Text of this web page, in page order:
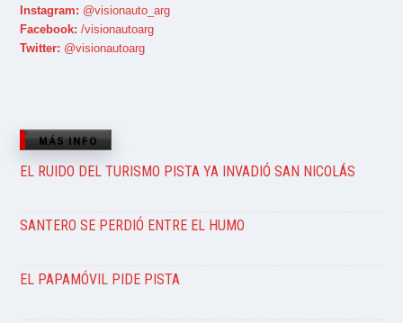
Instagram: @visionauto_arg
Facebook: /visionautoarg
Twitter: @visionautoarg
MÁS INFO
EL RUIDO DEL TURISMO PISTA YA INVADIÓ SAN NICOLÁS
SANTERO SE PERDIÓ ENTRE EL HUMO
EL PAPAMÓVIL PIDE PISTA